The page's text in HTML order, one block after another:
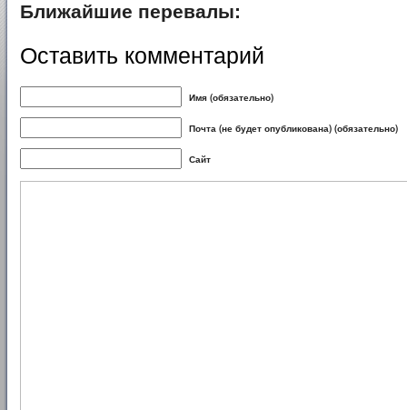
Ближайшие перевалы:
Оставить комментарий
Имя (обязательно)
Почта (не будет опубликована) (обязательно)
Сайт